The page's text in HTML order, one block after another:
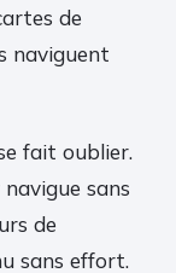
de
naviguent
fait oublier.
sans
de
sans effort.